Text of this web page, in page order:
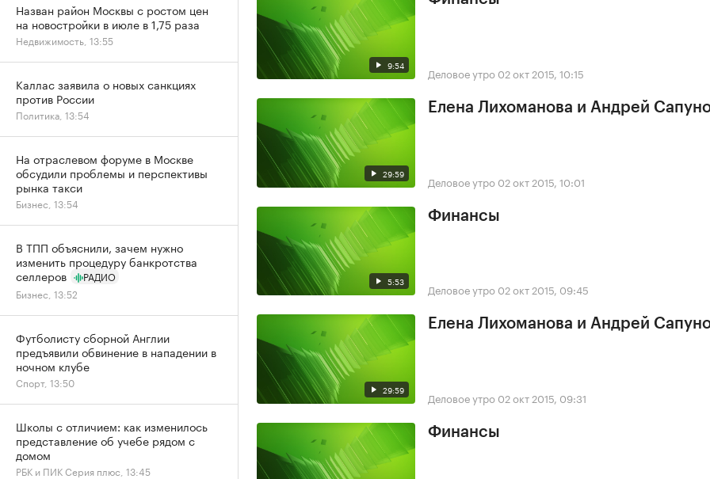
9:54 Деловое утро 02 окт 2015, 10:15
29:59
Елена Лихоманова и Андрей
Деловое утро 02 окт 2015, 10:01
5:53
Финансы
Деловое утро 02 окт 2015, 09:45
29:59
Елена Лихоманова и Андрей
Деловое утро 02 окт 2015, 09:31
Финансы
Назван район Москвы с ростом цен
на новостройки в июле в 1,75 раза
Недвижимость, 13:55
Каллас заявила о новых санкциях
против России
Политика, 13:54
На отраслевом форуме в Москве
обсудили проблемы и перспективы
рынка такси
Бизнес, 13:54
В ТПП объяснили, зачем нужно
изменить процедуру банкротства
селлеров
РАДИО
Бизнес, 13:52
Футболисту сборной Англии
предъявили обвинение в нападении в
ночном клубе
Спорт, 13:50
Школы с отличием: как изменилось
представление об учебе рядом с
домом
РБК и ПИК Серия плюс, 13:45